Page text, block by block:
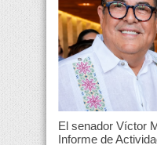
El senador Víctor
Informe de